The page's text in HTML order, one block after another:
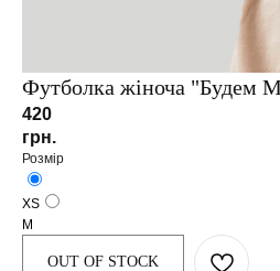
Футболка жіноча "Будем
420
грн.
Розмір
XS
M
OUT OF STOCK
info@segmentbrand.com
+ 38 (097) 340 45 99